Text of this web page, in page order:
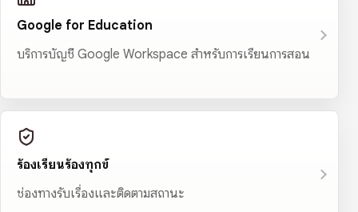
Google for Education
บริการบัญชี Google Workspace สำหรับการเรียนการสอน
ร้องเรียนร้องทุกข์
ช่องทางรับเรื่องและติดตามสถานะ